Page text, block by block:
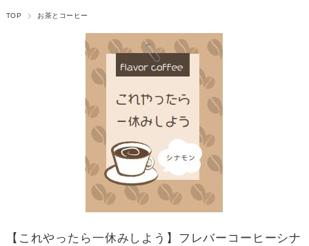
TOP お茶とコーヒー
【これやったら一休みしよう】フレバーコーヒーシナ